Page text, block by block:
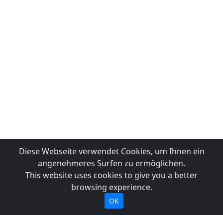
Diese Webseite verwendet Cookies, um Ihnen ein
angenehmeres Surfen zu ermöglichen.
This website uses cookies to give you a better
browsing experience.
OK